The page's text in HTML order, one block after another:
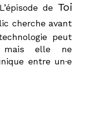
de Toi
cherche avant
peut
mais elle ne
entre un·e